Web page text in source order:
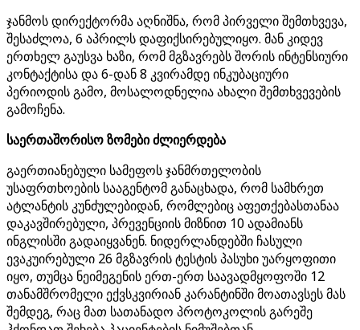
ჯანმოს დირექტორმა აღნიშნა, რომ პირველი შემთხვევა,
შესაძლოა, 6 აპრილს დაფიქსირებულიყო. მან კიდევ
ერთხელ გაუსვა ხაზი, რომ მგზავრებს შორის ინტენსიური
კონტაქტისა და 6-დან 8 კვირამდე ინკუბაციური
პერიოდის გამო, მოსალოდნელია ახალი შემთხვევების
გამოჩენა.
საერთაშორისო ზომები ძლიერდება
გაერთიანებული სამეფოს ჯანმრთელობის
უსაფრთხოების სააგენტომ განაცხადა, რომ სამხრეთ
ატლანტის კუნძულებიდან, რომლებიც აფეთქებასთანაა
დაკავშირებული, პრევენციის მიზნით 10 ადამიანს
ინგლისში გადაიყვანენ. ნიდერლანდებში ჩასული
ევაკუირებული 26 მგზავრის ტესტის პასუხი უარყოფითი
იყო, თუმცა ნეიმეგენის ერთ-ერთ საავადმყოფოში 12
თანამშრომელი ექვსკვირიან კარანტინში მოათავსეს მას
შემდეგ, რაც მათ სათანადო პროტოკოლის გარეშე